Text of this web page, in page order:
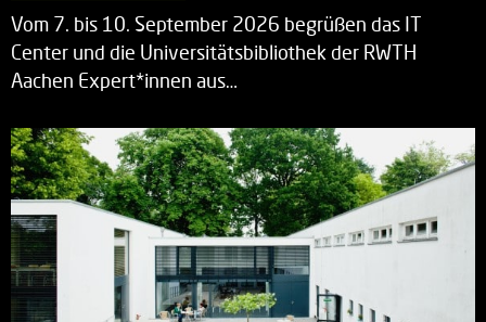
Vom 7. bis 10. September 2026 begrüßen das IT
Center und die Universitätsbibliothek der RWTH
Aachen Expert*innen aus…